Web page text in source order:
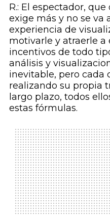
R.: El espectador,
exige más y no se va
experiencia de
motivarle y atraerle a
incentivos de todo
análisis y
inevitable, pero cada
realizando su propia
largo plazo, todos
estas fórmulas.